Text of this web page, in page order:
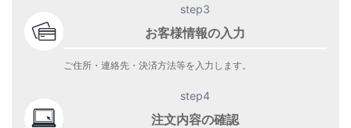
step3
お客様情報の入力
ご住所・連絡先・決済方法等を入力します。
step4
注文内容の確認